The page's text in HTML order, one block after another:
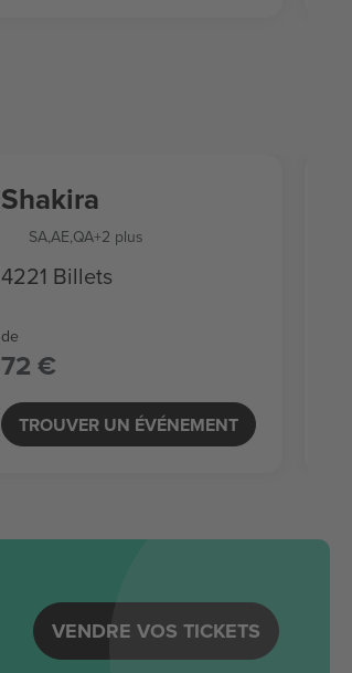
Shakira
SA,AE,QA+2 plus
4221 Billets
de
72 €
TROUVER UN ÉVÉNEMENT
VENDRE VOS TICKETS